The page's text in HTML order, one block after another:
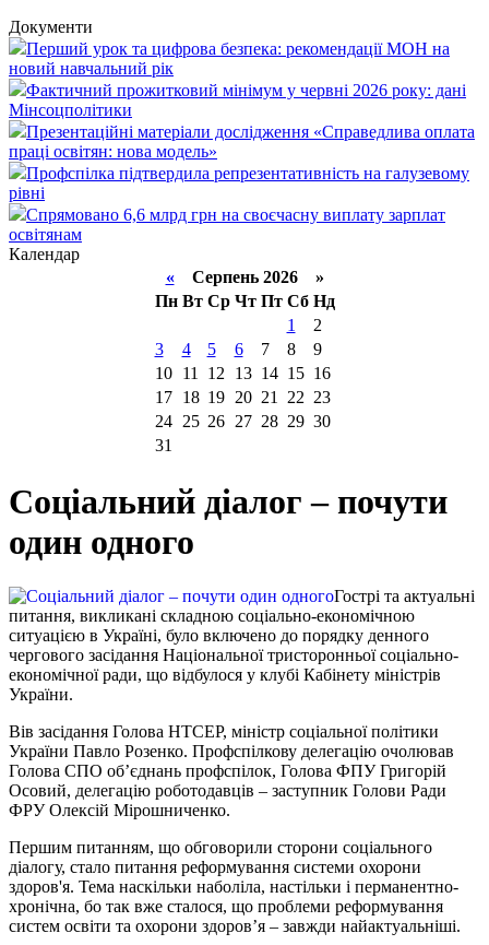
Документи
Перший урок та цифрова безпека: рекомендації МОН на
новий навчальний рік
Фактичний прожитковий мінімум у червні 2026 року: дані
Мінсоцполітики
Презентаційні матеріали дослідження «Справедлива оплата
праці освітян: нова модель»
Профспілка підтвердила репрезентативність на галузевому
рівні
Спрямовано 6,6 млрд грн на своєчасну виплату зарплат
освітянам
Календар
«Серпень 2026 »
Пн Вт Ср Чт Пт Сб Нд
1
2
3
4 5 6 7 8
9
10
11 12 13 14 15 16
17
18 19 20 21 22 23
24
25 26 27 28 29 30
31
Соціальний діалог – почути
один одного
Гострі та актуальні
питання, викликані складною соціально-економічною
ситуацією в Україні, було включено до порядку денного
чергового засідання Національної тристоронньої соціально-
економічної ради, що відбулося у клубі Кабінету міністрів
України.
Вів засідання Голова НТСЕР, міністр соціальної політики
України Павло Розенко. Профспілкову делегацію очолював
Голова СПО об’єднань профспілок, Голова ФПУ Григорій
Осовий, делегацію роботодавців – заступник Голови Ради
ФРУ Олексій Мірошниченко.
Першим питанням, що обговорили сторони соціального
діалогу, стало питання реформування системи охорони
здоров'я. Тема наскільки наболіла, настільки і перманентно-
хронічна, бо так вже сталося, що проблеми реформування
систем освіти та охорони здоров’я – завжди найактуальніші.